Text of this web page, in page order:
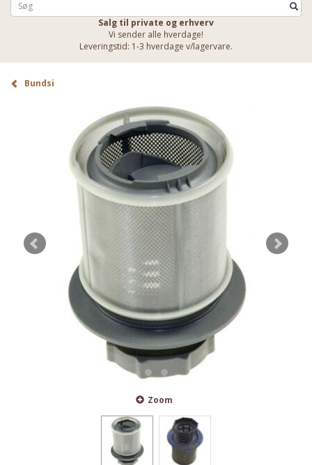
Salg til private og erhverv
Vi sender alle hverdage!
Leveringstid: 1-3 hverdage v/lagervare.
Bundsi
Zoom